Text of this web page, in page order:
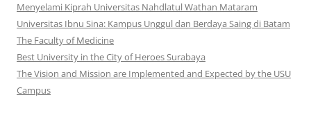
Menyelami Kiprah Universitas Nahdlatul Wathan Mataram
Universitas Ibnu Sina: Kampus Unggul dan Berdaya Saing di Batam
The Faculty of Medicine
Best University in the City of Heroes Surabaya
The Vision and Mission are Implemented and Expected by the USU
Campus